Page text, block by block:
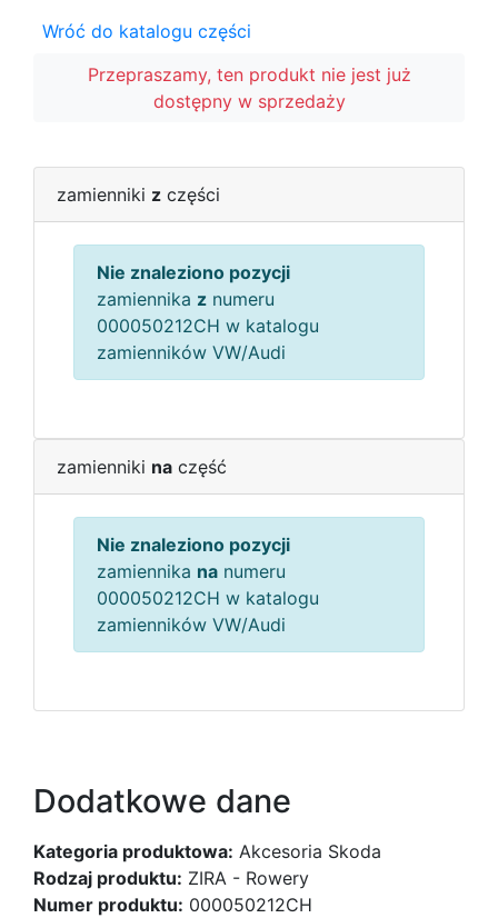
Wróć do katalogu części
Przepraszamy, ten produkt nie jest już
dostępny w sprzedaży
zamienniki z części
Nie znaleziono pozycji
zamiennika z numeru
000050212CH w katalogu
zamienników VW/Audi
zamienniki na część
Nie znaleziono pozycji
zamiennika na numeru
000050212CH w katalogu
zamienników VW/Audi
Dodatkowe dane
Kategoria produktowa: Akcesoria Skoda
Rodzaj produktu: ZIRA - Rowery
Numer produktu: 000050212CH